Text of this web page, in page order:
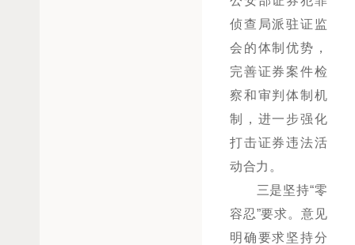
侦查局派驻证监
会的体制优势，
完善证券案件检
察和审判体制机
制，进一步强化
打击证券违法活
动合力。
三是坚持“零
容忍”要求。意见
明确要求坚持分